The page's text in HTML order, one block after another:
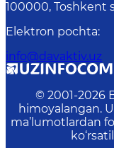
100000, Toshkent
Elektron pochta:
info@davaktiv.uz
© 2001-2026
himoyalangan.
ma’lumotlardan